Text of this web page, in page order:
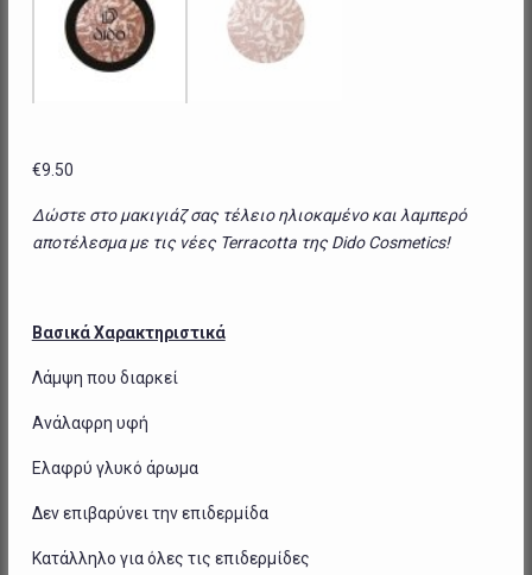
€9.50
Δώστε στο μακιγιάζ σας τέλειο ηλιοκαμένο και λαμπερό
αποτέλεσμα με τις νέες Terracotta της Dido Cosmetics!
Βασικά Χαρακτηριστικά
Λάμψη που διαρκεί
Ανάλαφρη υφή
Ελαφρύ γλυκό άρωμα
Δεν επιβαρύνει την επιδερμίδα
Κατάλληλο για όλες τις επιδερμίδες